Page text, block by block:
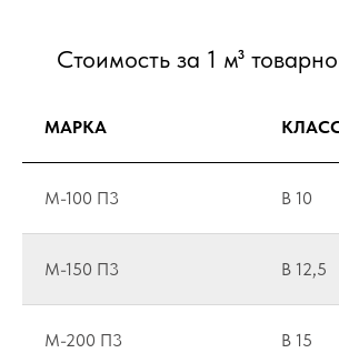
Стоимость за 1 м³
МАРКА
M-100 П3 B 10
M-150 П3 B 12,5
M-200 П3 B 15